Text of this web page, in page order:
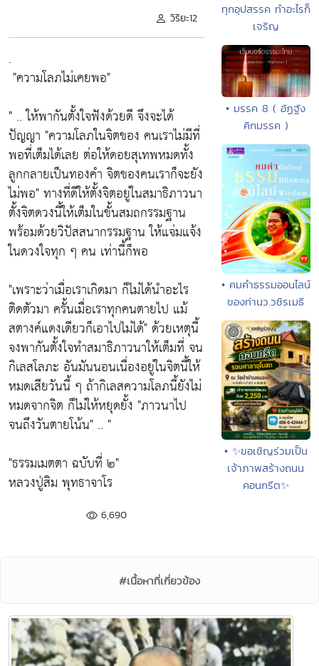
วิริยะ12
.
"ความโลภไม่เคยพอ"
" .. ให้พากันตั้งใจฟังด้วยดี จึงจะได้
ปัญญา "ความโลภในจิตของ คนเราไม่มีที่
พอที่เต็มได้เลย ต่อให้ดอยสุเทพหมดทั้ง
ลูกกลายเป็นทองคำ จิตของคนเราก็จะยัง
ไม่พอ"ทางที่ดีให้ตั้งจิตอยู่ในสมาธิภาวนา
ตั้งจิตดวงนี้ให้เต็มในขั้นสมถกรรมฐาน
พร้อมด้วยวิปัสสนากรรมฐาน ให้แจ่มแจ้ง
ในดวงใจทุก ๆ คน เท่านี้ก็พอ
"เพราะว่าเมื่อเราเกิดมา ก็ไม่ได้นำอะไร
ติดตัวมา ครั้นเมื่อเราทุกคนตายไป แม้
สตางค์แดงเดียวก็เอาไปไม่ได้"ด้วยเหตุนี้
จงพากันตั้งใจทำสมาธิภาวนาให้เต็มที่ จน
กิเลสโลภะ อันมันนอนเนื่องอยู่ในจิตนี้ให้
หมดเสียวันนี้ ๆ ถ้ากิเลสความโลภนี้ยังไม่
หมดจากจิต ก็ไม่ให้หยุดยั้ง "ภาวนาไป
จนถึงวันตายโน้น" .. "
"ธรรมเมตตา ฉบับที่ ๒"
หลวงปู่สิม พุทธาจาโร
6,690
ทุกอุปสรรค ทำอะไรก็
เจริญ
• มรรค 8 ( อัฏฐัง
คิกมรรค )
• คมคำธรรมออนไลน์
ของท่านว.วชิรเมธี
• ✨ขอเชิญร่วมเป็น
เจ้าภาพสร้างถนน
คอนกรีต✨
#เนื้อหาที่เกี่ยวข้อง